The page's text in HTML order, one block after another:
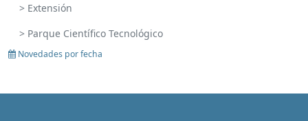
> Extensión
> Parque Científico Tecnológico
Novedades por fecha